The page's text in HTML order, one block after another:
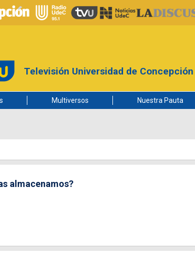
Televisión Universidad de Concepción
Multiversos Nuestra Pauta
almacenamos?